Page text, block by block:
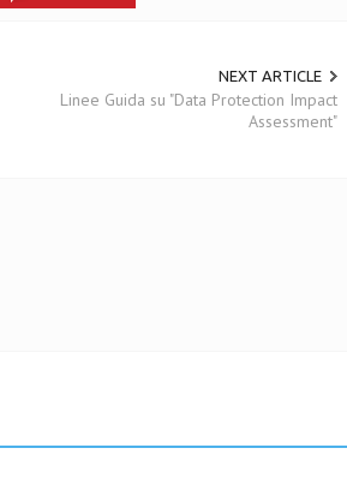
NEXT ARTICLE
Linee Guida su "Data Protection Impact
Assessment"